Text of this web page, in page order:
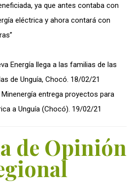
ya que antes contaba con
eléctrica y ahora contará con
Energía llega a las familias de las
de Unguía, Chocó. 18/02/21
entrega proyectos para
a Unguía (Chocó). 19/02/21
de Opinión